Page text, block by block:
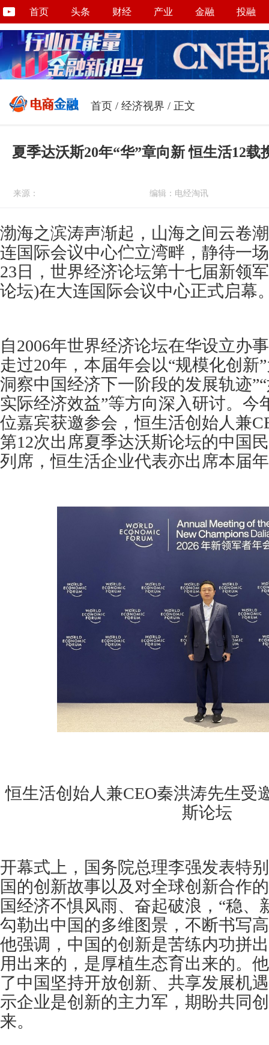
首页 头条 财经 产业 金融 投融
首页 / 经济视界 / 正文
夏季达沃斯20年“华”章向新 恒生活12载
来源： 编辑：电经淘讯
渤海之滨涛声渐起，山海之间云卷
连国际会议中心伫立湾畔，静待一
23日，世界经济论坛第十七届新领
论坛)在大连国际会议中心正式启幕
自2006年世界经济论坛在华设立办
走过20年，本届年会以“规模化创新
洞察中国经济下一阶段的发展轨迹
实际经济效益”等方向深入研讨。今
位嘉宾获邀参会，恒生活创始人兼
第12次出席夏季达沃斯论坛的中国
列席，恒生活企业代表亦出席本届
恒生活创始人兼CEO秦洪涛先生受
斯论坛
开幕式上，国务院总理李强发表特
国的创新故事以及对全球创新合作
国经济不惧风雨、奋起破浪，“稳、
勾勒出中国的多维图景，不断书写
他强调，中国的创新是苦练内功拼
用出来的，是厚植生态育出来的。
了中国坚持开放创新、共享发展机
示企业是创新的主力军，期盼共同
来。